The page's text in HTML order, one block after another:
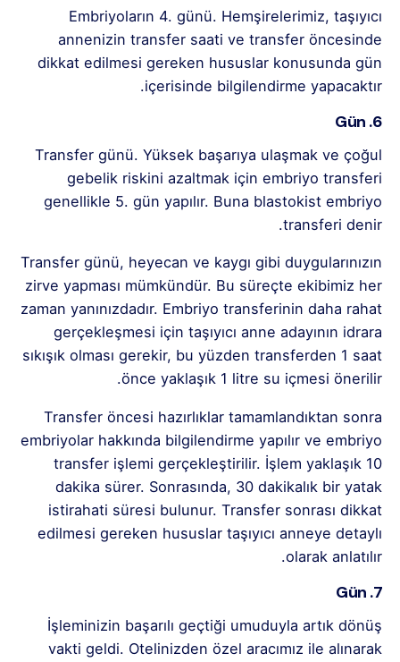
Embriyoların 4. günü. Hemşirelerimiz, taşıyıcı
annenizin transfer saati ve transfer öncesinde
dikkat edilmesi gereken hususlar konusunda gün
içerisinde bilgilendirme yapacaktır.
6. Gün
Transfer günü. Yüksek başarıya ulaşmak ve çoğul
gebelik riskini azaltmak için embriyo transferi
genellikle 5. gün yapılır. Buna blastokist embriyo
transferi denir.
Transfer günü, heyecan ve kaygı gibi duygularınızın
zirve yapması mümkündür. Bu süreçte ekibimiz her
zaman yanınızdadır. Embriyo transferinin daha rahat
gerçekleşmesi için taşıyıcı anne adayının idrara
sıkışık olması gerekir, bu yüzden transferden 1 saat
önce yaklaşık 1 litre su içmesi önerilir.
Transfer öncesi hazırlıklar tamamlandıktan sonra
embriyolar hakkında bilgilendirme yapılır ve embriyo
transfer işlemi gerçekleştirilir. İşlem yaklaşık 10
dakika sürer. Sonrasında, 30 dakikalık bir yatak
istirahati süresi bulunur. Transfer sonrası dikkat
edilmesi gereken hususlar taşıyıcı anneye detaylı
olarak anlatılır.
7. Gün
İşleminizin başarılı geçtiği umuduyla artık dönüş
vakti geldi. Otelinizden özel aracımız ile alınarak